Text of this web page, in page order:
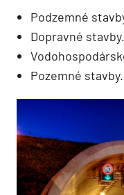
Podzemné
Dopravné stavby.
Pozemné stavby.